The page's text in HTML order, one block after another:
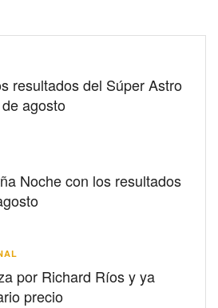
resultados del Súper Astro
agosto
Noche con los resultados
por Richard Ríos y ya
precio